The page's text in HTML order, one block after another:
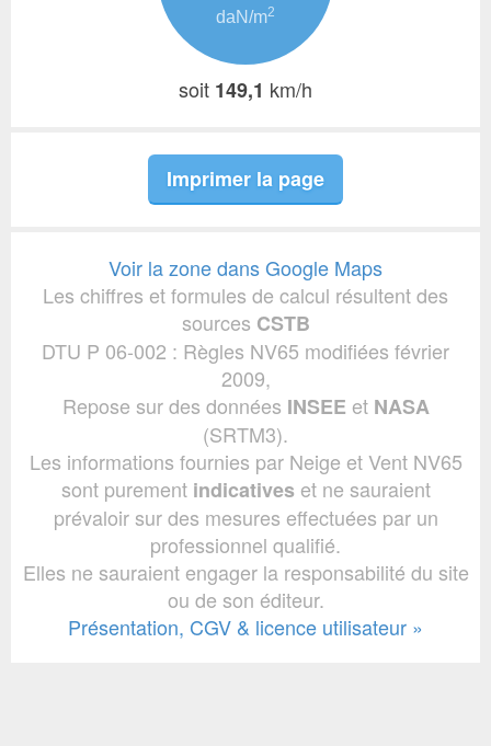
daN/m2
soit 149,1 km/h
Imprimer la page
Voir la zone dans Google Maps
Les chiffres et formules de calcul résultent des
sources CSTB
DTU P 06-002 : Règles NV65 modifiées février
2009,
Repose sur des données INSEE et NASA
(SRTM3).
Les informations fournies par Neige et Vent NV65
sont purement indicatives et ne sauraient
prévaloir sur des mesures effectuées par un
professionnel qualifié.
Elles ne sauraient engager la responsabilité du site
ou de son éditeur.
Présentation, CGV & licence utilisateur »